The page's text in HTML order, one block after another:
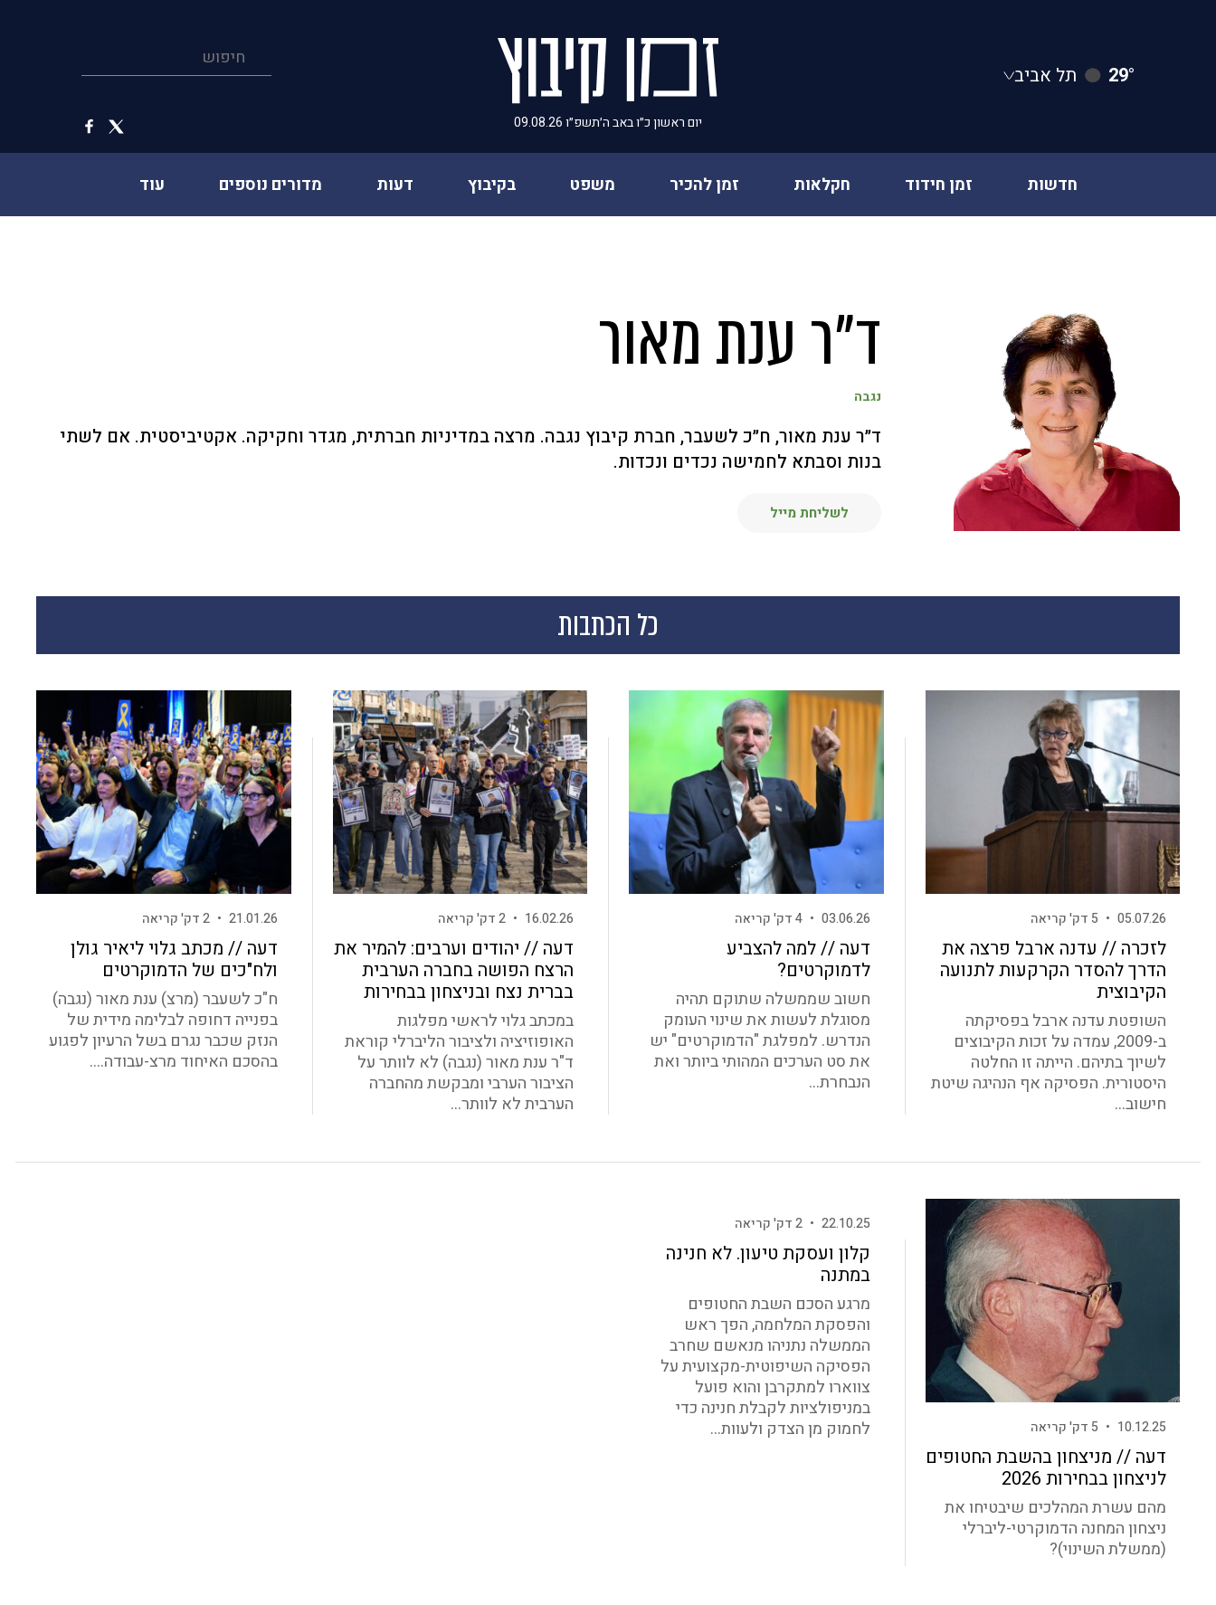
29° תל אביב
יום ראשון כ״ו באב ה׳תשפ״ו 09.08.26
חדשות זמן חידוד חקלאות זמן להכיר משפט בקיבוץ דעות מדורים נוספים עוד
ד"ר ענת מאור
נגבה
ד״ר ענת מאור, ח״כ לשעבר, חברת קיבוץ נגבה. מרצה במדיניות חברתית, מגדר וחקיקה. אקטיביסטית. אם לשתי
בנות וסבתא לחמישה נכדים ונכדות.
לשליחת מייל
כל הכתבות
05.07.26
• 5 דק' קריאה
לזכרה // עדנה ארבל פרצה את
הדרך להסדר הקרקעות לתנועה
הקיבוצית
השופטת עדנה ארבל בפסיקתה
ב-2009, עמדה על זכות הקיבוצים
לשיוך בתיהם. הייתה זו החלטה
היסטורית. הפסיקה אף הנהיגה שיטת
חישוב...
03.06.26
• 4 דק' קריאה
דעה // למה להצביע
לדמוקרטים?
חשוב שממשלה שתוקם תהיה
מסוגלת לעשות את שינוי העומק
הנדרש. למפלגת "הדמוקרטים" יש
את סט הערכים המהותי ביותר ואת
הנבחרת...
16.02.26
• 2 דק' קריאה
דעה // יהודים וערבים: להמיר את
הרצח הפושה בחברה הערבית
בברית נצח ובניצחון בבחירות
במכתב גלוי לראשי מפלגות
האופוזיציה ולציבור הליברלי קוראת
ד"ר ענת מאור (נגבה) לא לוותר על
הציבור הערבי ומבקשת מהחברה
הערבית לא לוותר...
21.01.26
• 2 דק' קריאה
דעה // מכתב גלוי ליאיר גולן
ולח"כים של הדמוקרטים
ח"כ לשעבר (מרצ) ענת מאור (נגבה)
בפנייה דחופה לבלימה מידית של
הנזק שכבר נגרם בשל הרעיון לפגוע
בהסכם האיחוד מרצ-עבודה....
10.12.25
• 5 דק' קריאה
דעה // מניצחון בהשבת החטופים
לניצחון בבחירות 2026
מהם עשרת המהלכים שיבטיחו את
ניצחון המחנה הדמוקרטי-ליברלי
(ממשלת השינוי)?
22.10.25
• 2 דק' קריאה
קלון ועסקת טיעון. לא חנינה
במתנה
מרגע הסכם השבת החטופים
והפסקת המלחמה, הפך ראש
הממשלה נתניהו מנאשם שחרב
הפסיקה השיפוטית-מקצועית על
צווארו למתקרבן והוא פועל
במניפולציות לקבלת חנינה כדי
לחמוק מן הצדק ולעוות...